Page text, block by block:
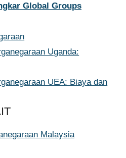
Global Groups
Uganda:
UEA: Biaya dan
Malaysia